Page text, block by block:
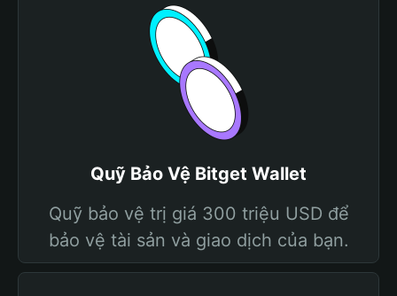
Quỹ Bảo Vệ Bitget Wallet
Quỹ bảo vệ trị giá 300 triệu USD để
bảo vệ tài sản và giao dịch của bạn.